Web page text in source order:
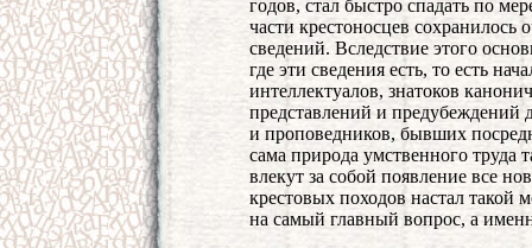
годов, стал быстро спадать по
части крестоносцев сохранилось
сведений. Вследствие этого
где эти сведения есть, то есть
интеллектуалов, знатоков
представлений и
и проповедников, бывших
сама природа умственного труда
влекут за собой появление все
крестовых походов настал такой
на самый главный вопрос, а